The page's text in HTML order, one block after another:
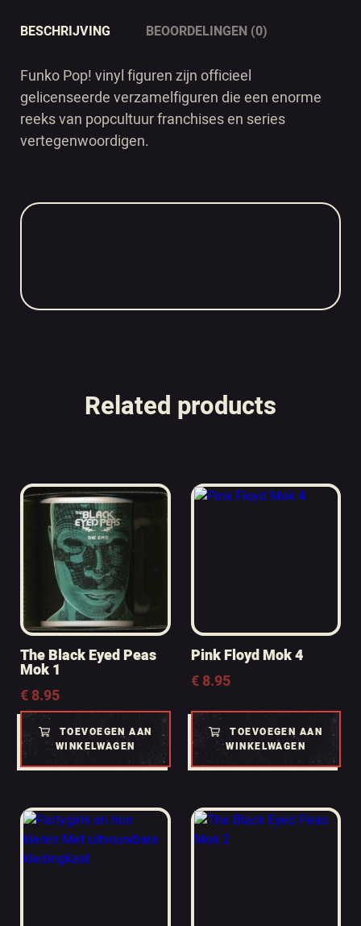
BESCHRIJVING BEOORDELINGEN (0)
Funko Pop! vinyl figuren zijn officieel
gelicenseerde verzamelfiguren die een enorme
reeks van popcultuur franchises en series
vertegenwoordigen.
Related products
The Black Eyed Peas
Mok 1
€8.95
TOEVOEGEN AAN
WINKELWAGEN
Pink Floyd Mok 4
€8.95
TOEVOEGEN AAN
WINKELWAGEN